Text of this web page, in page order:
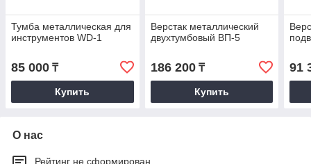
Тумба металлическая для
инструментов WD-1
85 000 ₸
Купить
Верстак металлический
двухтумбовый ВП-5
186 200₸
Купить
91
О нас
Рейтинг не сформирован